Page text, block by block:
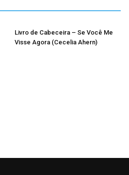
Livro de Cabeceira – Se Você Me
Visse Agora (Cecelia Ahern)